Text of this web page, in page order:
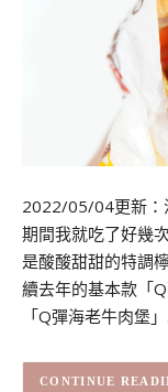
2022/05/04更新：
期間我就吃了好幾
是酸酸甜甜的特調
續去年的基本款「
「Q彈海老牛肉堡
CONTINUE